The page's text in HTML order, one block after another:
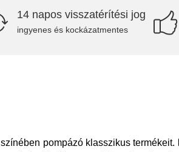
14 napos visszatérítési jog
ingyenes és kockázatmentes
pompázó klasszikus termékeit.